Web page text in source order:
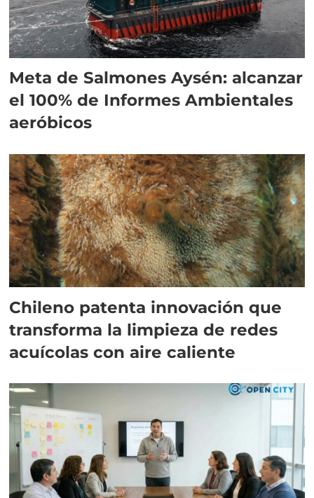
Meta de Salmones Aysén: alcanzar
el 100% de Informes Ambientales
aeróbicos
Chileno patenta innovación que
transforma la limpieza de redes
acuícolas con aire caliente